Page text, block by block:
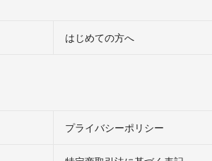
はじめての方へ
プライバシーポリシー